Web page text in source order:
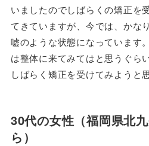
いましたのでしばらくの矯正を
てきていますが、今では、かな
嘘のような状態になっています
は整体に来てみてはと思うぐら
しばらく矯正を受けてみようと
30代の女性（福岡県北
ら）